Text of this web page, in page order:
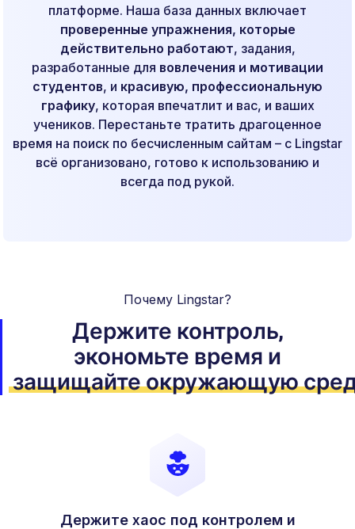
платформе. Наша база данных включает
проверенные упражнения, которые
действительно работают, задания,
разработанные для вовлечения и мотивации
студентов, и красивую, профессиональную
графику, которая впечатлит и вас, и ваших
учеников. Перестаньте тратить драгоценное
время на поиск по бесчисленным сайтам – с Lingstar
всё организовано, готово к использованию и
всегда под рукой.
Почему Lingstar?
Держите контроль,
экономьте время и
защищайте окружающую
Держите хаос под контролем и